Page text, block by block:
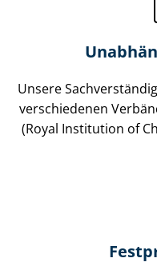
Unsere
verschiedenen
(Royal Institution of